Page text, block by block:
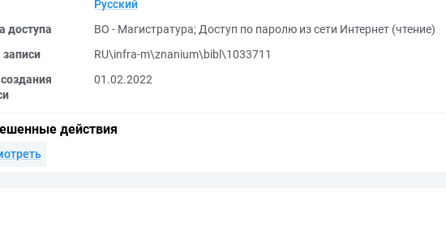
Русский
доступа
ВО - Магистратура; Доступ по паролю из сети Интернет (чтение)
RU\infra-m\znanium\bibl\1033711
01.02.2022
действия